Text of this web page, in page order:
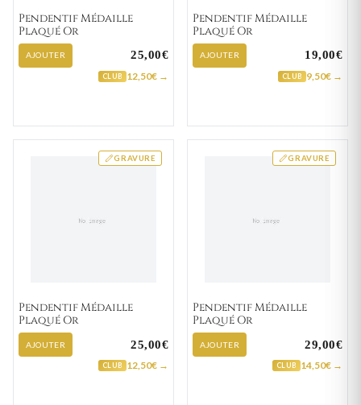
Pendentif Médaille
Plaqué Or
AJOUTER 25,00€
CLUB 12,50€ →
Pendentif Médaille
Plaqué Or
AJOUTER 19,00€
CLUB 9,50€ →
GRAVURE
Pendentif Médaille
Plaqué Or
AJOUTER 25,00€
CLUB 12,50€ →
GRAVURE
Pendentif Médaille
Plaqué Or
AJOUTER 29,00€
CLUB 14,50€ →